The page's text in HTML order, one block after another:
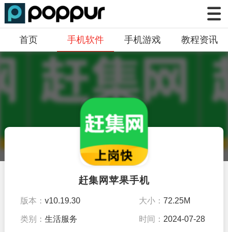
首页 手机软件 手机游戏 教程资讯
赶集网苹果手机
版本：v10.19.30 大小：72.25M
类别：生活服务 时间： 2024-07-28